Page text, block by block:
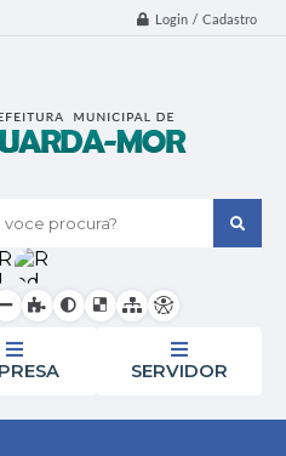
Login / Cadastro
SERVIDOR